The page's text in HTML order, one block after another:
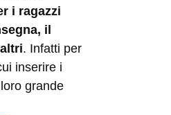
i ragazzi
il
. Infatti per
inserire i
grande